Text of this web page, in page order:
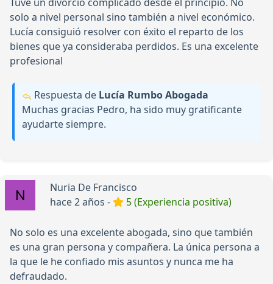
solo a nivel personal sino también a nivel económico.
Lucía consiguió resolver con éxito el reparto de los
bienes que ya consideraba perdidos. Es una excelente
profesional
Respuesta de Lucía Rumbo Abogada
Muchas gracias Pedro, ha sido muy gratificante
ayudarte siempre.
Nuria De Francisco
hace 2 años -
5 (Experiencia positiva)
No solo es una excelente abogada, sino que también
es una gran persona y compañera. La única persona a
la que le he confiado mis asuntos y nunca me ha
defraudado.